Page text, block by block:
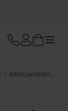
Inbouwdelen